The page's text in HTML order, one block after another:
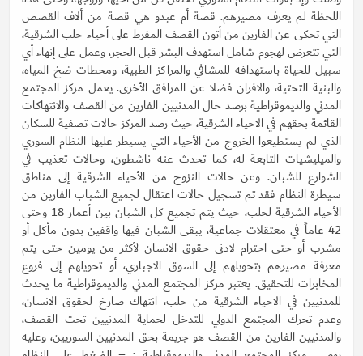
اللحظة لم يعرف مصيرهم. قصة أم عبدو هي قصة من ألاف القصص
التي تحكى عن الفارين من أتون القصف المفرط على أحياء حلب الشرقية،
التي تتعرض لهجوم شامل استهدف البشر قبل الحجر، وعمل على إنهاء أي
سبيل للحياة باستهدافه للمشافي والمراكز الطبية، ومحطات ضخ المياه،
والبنية التحتية، والافران فضلا عن المرافق الأخرى. يعمل مركز المجتمع
المدني والديموقراطية برصد حال المدنيين الفارين من القصف والانتهاكات
القائمة بحقهم في الاحياء الشرقية، حيث رصد المركز حالات تصفية للسكان
الذي لم يستطيعوا الخروج من الأحياء التي يسيطر عليها النظام السوري
والميليشيات التابعة له، كما تحدث عنه ناشطون، وحالات تعذيب في
الشوارع للشبان. وعن حالات النزوح من الأحياء الشرقية إلى مناطق
سيطرة النظام فقد تم تسجيل حالات اعتقال لجميع الشباب الفارين من
الأحياء الشرقية لحلب، حيث يتم تجميع كل الشبان بين أعمار 18 وحتى
42 عاماً في معتقلات جماعية، يبقى الشبان فيها واقفين بدون مأكل أو
مشرب أو حتى احترام لادنى حقوق الانسان لأكثر من يومين حتى يتم
معرفة مصيرهم بتحويلهم إلى السوق الاجباري، أو تحويلهم إلى فروع
المخابرات للتحقيق. يعتبر مركز المجتمع المدني والديموقراطية ما يحدث
للمدنيين في الاحياء الشرقية من حلب، انتهاك صارخ لحقوق الانسان،
وعدم تحرك المجتمع الدولي للتدخل لحماية المدنيين تحت القصف،
والمدنيين الفارين من القصف هو جريمة بحق المدنيين السوريين، وعليه